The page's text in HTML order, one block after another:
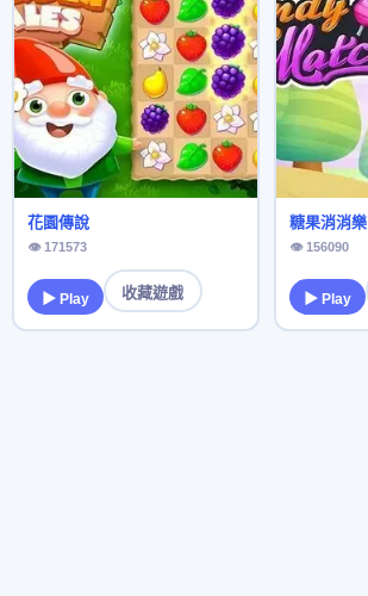
花園傳說
👁 171573
▶ Play 收藏遊戲
糖果消消樂
👁 156090
▶ Play